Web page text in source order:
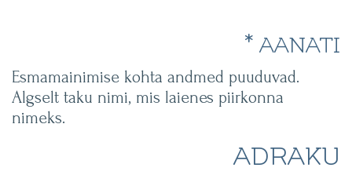
* AANATI
Esmamainimise kohta andmed puuduvad.
Algselt taku nimi, mis laienes piirkonna
nimeks.
ADRAKU